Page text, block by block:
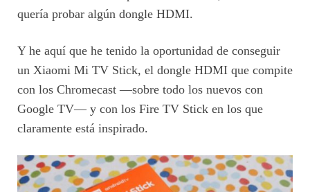
quería probar algún dongle HDMI.
Y he aquí que he tenido la oportunidad de conseguir
un Xiaomi Mi TV Stick, el dongle HDMI que compite
con los Chromecast —sobre todo los nuevos con
Google TV— y con los Fire TV Stick en los que
claramente está inspirado.